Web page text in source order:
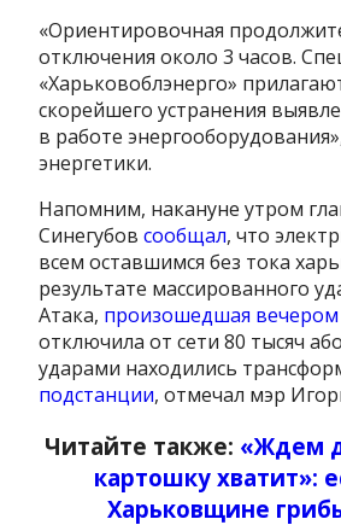
«Ориентировочная
отключения около 3 часов.
«Харьковоблэнерго»
скорейшего устранения
в работе
энергетики.
Напомним, накануне утром
Синегубовсообщал, что
всем оставшимся без тока
результате массированного
Атака, произошедшая вечером
отключила от сети 80 тысяч
ударами находились
подстанции, отмечал мэр
Читайте также: «Ждем
картошку хватит»:
Харьковщине